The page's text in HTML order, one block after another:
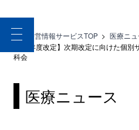
toggle
navigation
医療経営情報サービスTOP > 医療ニュ
【27年度改定】次期改定に向けた個
科会
医療ニュース